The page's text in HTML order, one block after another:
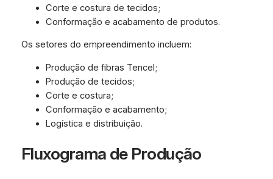
Corte e costura de tecidos;
Conformação e acabamento de produtos.
Os setores do empreendimento incluem:
Produção de fibras Tencel;
Produção de tecidos;
Corte e costura;
Conformação e acabamento;
Logística e distribuição.
Fluxograma de Produção